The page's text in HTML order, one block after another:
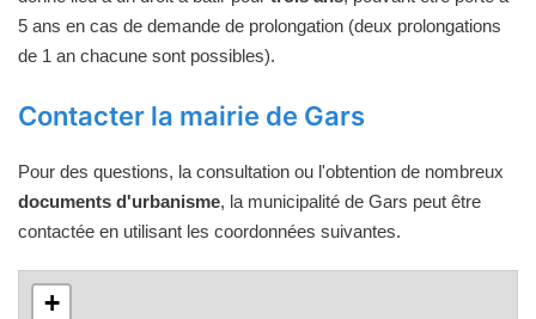
5 ans en cas de demande de prolongation (deux prolongations
de 1 an chacune sont possibles).
Contacter la mairie de Gars
Pour des questions, la consultation ou l'obtention de nombreux
documents d'urbanisme, la municipalité de Gars peut être
contactée en utilisant les coordonnées suivantes.
+